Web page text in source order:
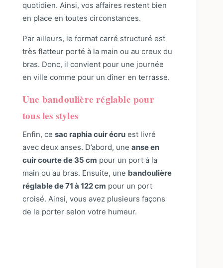
quotidien. Ainsi, vos affaires restent bien
en place en toutes circonstances.
Par ailleurs, le format carré structuré est
très flatteur porté à la main ou au creux du
bras. Donc, il convient pour une journée
en ville comme pour un dîner en terrasse.
Une bandoulière réglable pour
tous les styles
Enfin, ce sac raphia cuir écru est livré
avec deux anses. D’abord, une anse en
cuir courte de 35 cm pour un port à la
main ou au bras. Ensuite, une bandoulière
réglable de 71 à 122 cm pour un port
croisé. Ainsi, vous avez plusieurs façons
de le porter selon votre humeur.